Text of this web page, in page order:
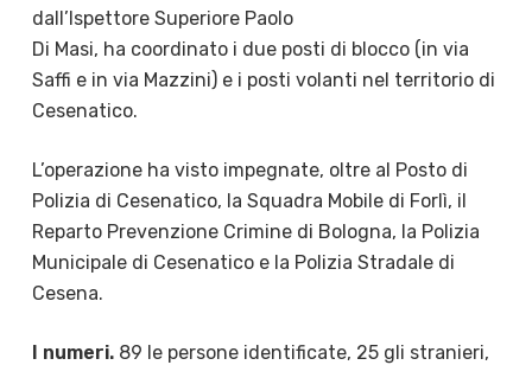
dall’Ispettore Superiore Paolo
Di Masi, ha coordinato i due posti di blocco (in via
Saffi e in via Mazzini) e i posti volanti nel territorio di
Cesenatico.
L’operazione ha visto impegnate, oltre al Posto di
Polizia di Cesenatico, la Squadra Mobile di Forlì, il
Reparto Prevenzione Crimine di Bologna, la Polizia
Municipale di Cesenatico e la Polizia Stradale di
Cesena.
I numeri.89 le persone identificate, 25 gli stranieri,